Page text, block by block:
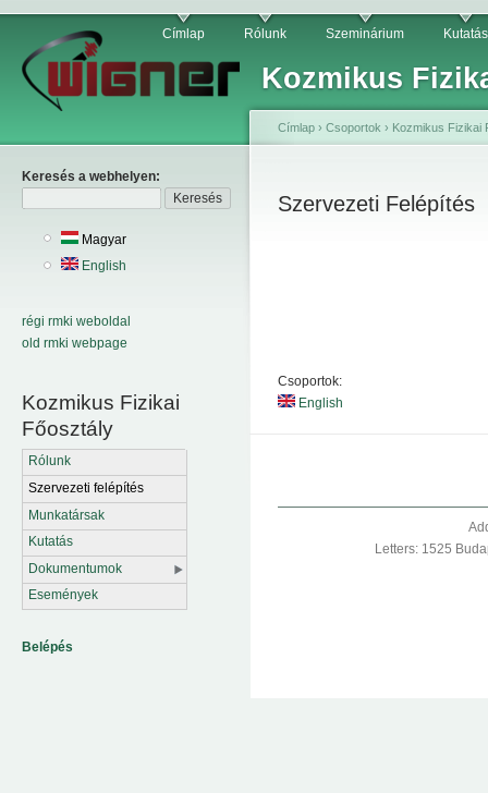
Kozmikus
Címlap Rólunk Szeminárium Kutatás
Keresés a webhelyen:
Magyar
English
régi rmki weboldal
old rmki webpage
Kozmikus Fizikai
Főosztály
Rólunk
Szervezeti felépítés
Munkatársak
Kutatás
Dokumentumok
Események
Belépés
Címlap › Csoportok › Kozmikus Fizikai
Szervezeti Felépítés
Csoportok:
English
Letters: 1525